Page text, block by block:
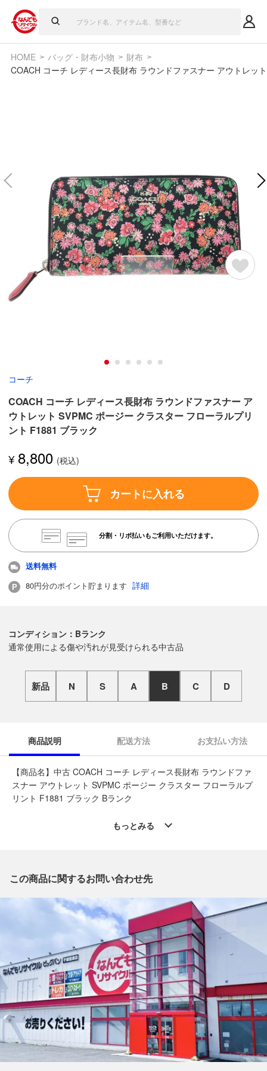
HOME バッグ・財布小物
財布
COACH コーチ レディース長財布 ラウンドファスナー アウトレッ
コーチ
COACH コーチ レディース長財布 ラウンドファスナー ア
ウトレット SVPMC ポージー クラスター フローラルプリ
ント F1881 ブラック
¥ 8,800
カートに入れる
分割・リボ払いもご利用いただけます。
送料無料
80円分のポイント貯まります 詳細
コンディション：Bランク
通常使用による傷や汚れが見受けられる中古品
新品 N S A B C D
商品説明 配送方法 お支払い方法
【商品名】中古 COACH コーチ レディース長財布 ラウンドファ
スナー アウトレット SVPMC ポージー クラスター フローラルプ
リント F1881 ブラック Bランク
◆こちらの商品は「なんでもリサイクル ビッグバン千歳信濃店
出品店舗にお電話にてお問い合わせください。
品商品」と「店舗内商品コード」をお知らせ下さい。
電話番号：0123-40-3196
【店舗内商品コード】1013103308460
【メーカー】COACH/コーチ
【型番】F1881
【対象】レディース
【素材】PVCコーティングキャンバス
【カラー】ブラック
【サイズ】W約19.5cm x H約10.5cm x D約2cm
【開閉式】ファスナー
【札入れ】1箇所
もっとみる
この商品に関するお問い合わせ先